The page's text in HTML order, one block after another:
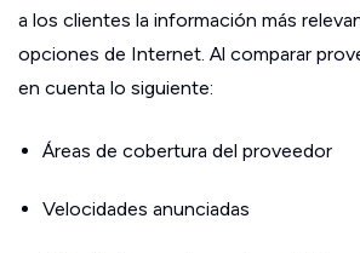
a los clientes la información más
opciones de Internet. Al comparar
en cuenta lo siguiente:
Áreas de cobertura del proveedor
Velocidades anunciadas